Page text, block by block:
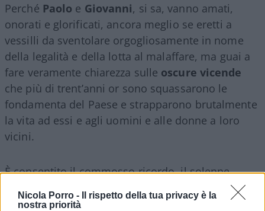
Nicola Porro -
Il rispetto della tua privacy è la
nostra priorità
Perché Paolo e Giovanni, si sa, vanno amati,
onorati e glorificati, ancora meglio se eretti a
vessilli da sventolare orgogliosamente in nome
della legalità e della lotta al malaffare, ma guai a
fare veramente chiarezza sulle oscure vicende
che più di trent’anni or sono squassarono le
fondamenta del Paese e strapparono brutalmente
la vita ad essi e agli uomini e alle donne a loro
vicini.
È consentito il commosso ricordo, il solenne
encomio e l’imperitura gloria, ma mai la ricerca
della verità. Perchè la verità vera, intorno alle